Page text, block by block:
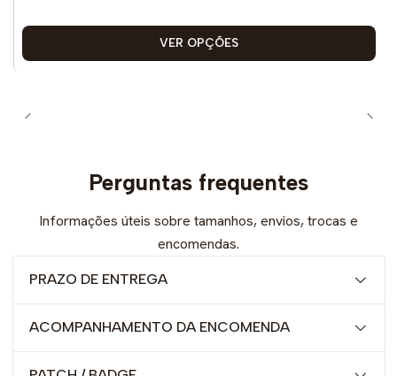
VER OPÇÕES
Perguntas frequentes
Informações úteis sobre tamanhos, envios, trocas e
encomendas.
PRAZO DE ENTREGA
ACOMPANHAMENTO DA ENCOMENDA